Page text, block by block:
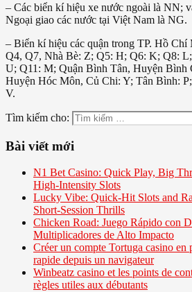
– Các biển kí hiệu xe nước ngoài là NN;
Ngoại giao các nước tại Việt Nam là NG.
– Biển kí hiệu các quận trong TP. Hồ
Q4, Q7, Nhà Bè: Z; Q5: H; Q6: K; Q8:
U; Q11: M; Quận Bình Tân, Huyện Bình
Huyện Hóc Môn, Củ Chi: Y; Tân Bình:
V.
Tìm kiếm cho:
Bài viết mới
N1 Bet Casino: Quick Play, Big
High‑Intensity Slots
Lucky Vibe: Quick‑Hit Slots and
Short‑Session Thrills
Chicken Road: Juego Rápido con
Multiplicadores de Alto Impacto
Créer un compte Tortuga casino en
rapide depuis un navigateur
Winbeatz casino et les points de
règles utiles aux débutants